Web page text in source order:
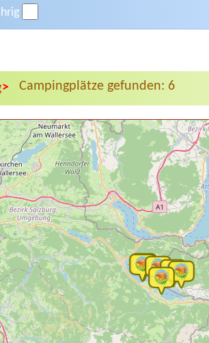
> Campingplätze gefunden: 6